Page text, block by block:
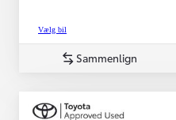
Vælg bil
Sammenlign